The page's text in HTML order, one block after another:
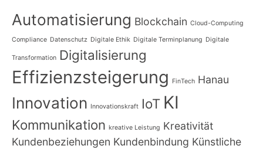
Automatisierung Blockchain Cloud-Computing
Compliance Datenschutz Digitale Ethik Digitale Terminplanung Digitale
Transformation Digitalisierung
Effizienzsteigerung FinTech Hanau
Innovation Innovationskraft IoT KI
Kommunikation kreative Leistung Kreativität
Kundenbeziehungen Kundenbindung Künstliche